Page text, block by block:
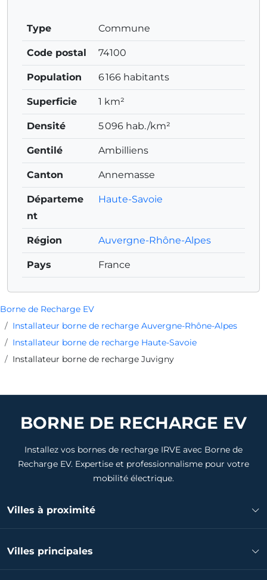
Borne de Recharge EV
Installateur borne de recharge Auvergne-Rhône-Alpes
Installateur borne de recharge Haute-Savoie
Installateur borne de recharge Juvigny
Type Commune
Code postal 74100
Population 6 166 habitants
Superficie 1 km²
Densité 5 096 hab./km²
Gentilé Ambilliens
Canton Annemasse
Départeme
nt
Haute-Savoie
Région Auvergne-Rhône-Alpes
Pays France
BORNE DE RECHARGE EV
Installez vos bornes de recharge IRVE avec Borne de
Recharge EV. Expertise et professionnalisme pour votre
mobilité électrique.
Villes à proximité
Installateur borne de recharge Vétraz-Monthoux
Installateur borne de recharge Annemasse
Villes principales